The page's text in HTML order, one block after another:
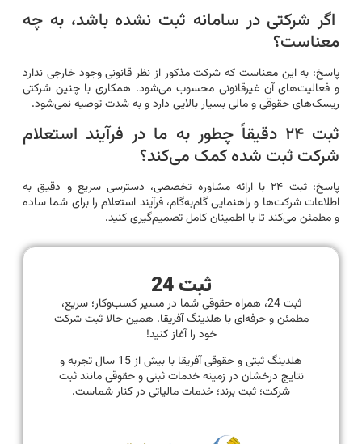
اگر شرکتی در سامانه ثبت نشده باشد، به چه
معناست؟
پاسخ: به این معناست که شرکت مذکور از نظر قانونی وجود خارجی ندارد
و فعالیت‌های آن غیرقانونی محسوب می‌شود. همکاری با چنین شرکتی
ریسک‌های حقوقی و مالی بسیار بالایی دارد و به شدت توصیه نمی‌شود.
ثبت ۲۴ دقیقاً چطور به ما در فرآیند استعلام
شرکت ثبت شده کمک می‌کند؟
پاسخ: ثبت ۲۴ با ارائه مشاوره تخصصی، دسترسی سریع و دقیق به
اطلاعات شرکت‌ها و راهنمایی گام‌به‌گام، فرآیند استعلام را برای شما ساده
و مطمئن می‌کند تا با اطمینان کامل تصمیم‌گیری کنید.
ثبت 24
ثبت 24، همراه حقوقی شما در مسیر کسب‌وکار؛ سریع،
مطمئن و حرفه‌ای با هلدینگ آفریقا. همین حالا ثبت شرکت
خود را آغاز کنید!
هلدینگ ثبتی و حقوقی آفریقا با بیش از 15 سال تجربه و
نتایج درخشان در زمینه خدمات ثبتی و حقوقی مانند ثبت
شرکت؛ ثبت برند؛ خدمات مالیاتی در کنار شماست.